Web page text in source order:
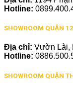
Hotline:
SHOWROOM QUẬN
Địa chỉ: Vườn Lài,
Hotline:
SHOWROOM QUẬN